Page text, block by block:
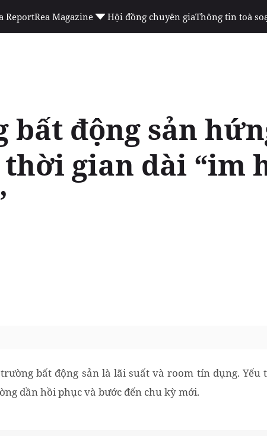
ReportRea Magazine Hội đồng chuyên giaThông tin toà
động sản
gian dài “im
bất động sản là lãi suất và room tín dụng. Yếu
dần hồi phục và bước đến chu kỳ mới.